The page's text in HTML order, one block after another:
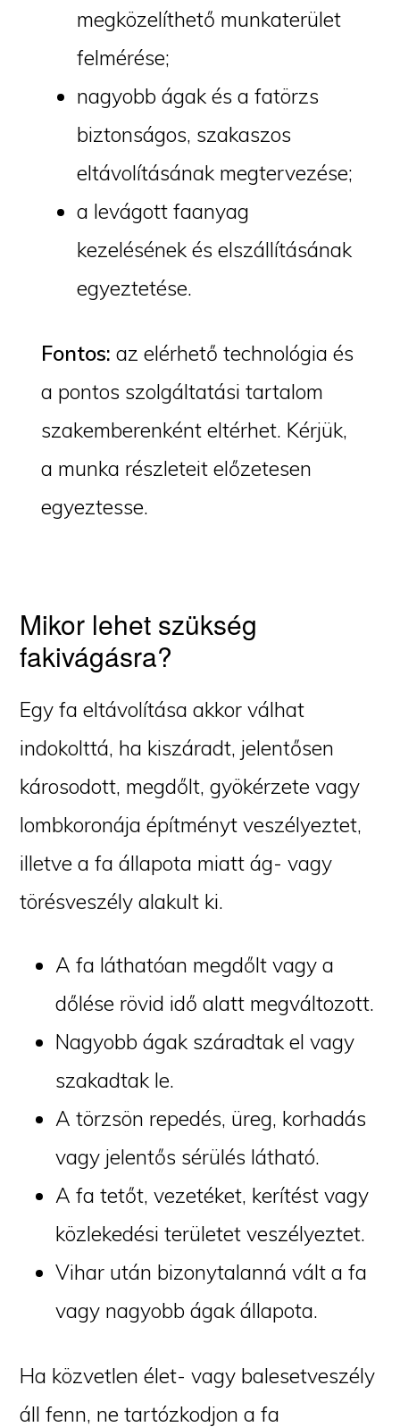
megközelíthető munkaterület
felmérése;
nagyobb ágak és a fatörzs
biztonságos, szakaszos
eltávolításának megtervezése;
a levágott faanyag
kezelésének és elszállításának
egyeztetése.
Fontos: az elérhető technológia és
a pontos szolgáltatási tartalom
szakemberenként eltérhet. Kérjük,
a munka részleteit előzetesen
egyeztesse.
Mikor lehet szükség
fakivágásra?
Egy fa eltávolítása akkor válhat
indokolttá, ha kiszáradt, jelentősen
károsodott, megdőlt, gyökérzete vagy
lombkoronája építményt veszélyeztet,
illetve a fa állapota miatt ág- vagy
törésveszély alakult ki.
A fa láthatóan megdőlt vagy a
dőlése rövid idő alatt megváltozott.
Nagyobb ágak száradtak el vagy
szakadtak le.
A törzsön repedés, üreg, korhadás
vagy jelentős sérülés látható.
A fa tetőt, vezetéket, kerítést vagy
közlekedési területet veszélyeztet.
Vihar után bizonytalanná vált a fa
vagy nagyobb ágak állapota.
Ha közvetlen élet- vagy balesetveszély
áll fenn, ne tartózkodjon a fa